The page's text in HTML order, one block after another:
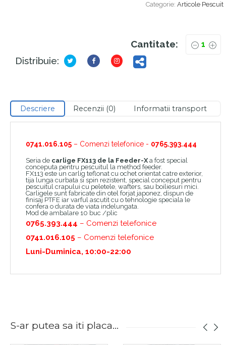
Categorie: Articole Pescuit
Cantitate:
Distribuie:
Descriere Recenzii (0) Informatii transport
0741.016.105 – Comenzi telefonice - 0765.393.444
Seria de carlige FX113 de la Feeder-Xa fost special
conceputa pentru pescuitul la method feeder.
FX113 este un carlig teflonat cu ochet orientat catre exterior,
tija lunga curbata si spin rezistent, special conceput pentru
pescuitul crapului cu peletele, wafters, sau boiliesuri mici.
Carligele sunt fabricate din otel forjat japonez, dispun de
finisaj PTFE iar varful ascutit cu o tehnologie speciala le
confera o durata de viata indelungata.
Mod de ambalare 10 buc /plic
0765.393.444 – Comenzi telefonice
0741.016.105 – Comenzi telefonice
Luni-Duminica, 10:00-22:00
S-ar putea sa iti placa...